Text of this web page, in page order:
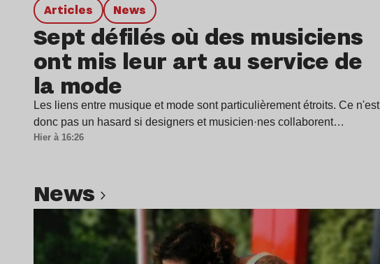
Articles news
Sept défilés où des musiciens
ont mis leur art au service de
la mode
Les liens entre musique et mode sont particulièrement étroits. Ce n'est
donc pas un hasard si designers et musicien·nes collaborent…
Hier à 16:26
news
Lire l’article